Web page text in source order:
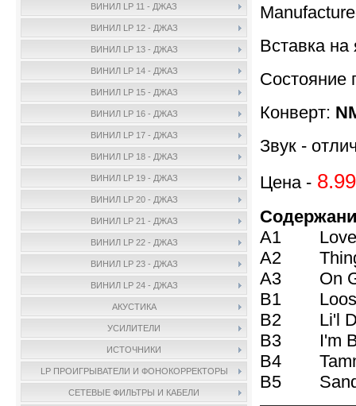
ВИНИЛ LP 11 - ДЖАЗ
ВИНИЛ LP 12 - ДЖАЗ
ВИНИЛ LP 13 - ДЖАЗ
ВИНИЛ LP 14 - ДЖАЗ
ВИНИЛ LP 15 - ДЖАЗ
ВИНИЛ LP 16 - ДЖАЗ
ВИНИЛ LP 17 - ДЖАЗ
ВИНИЛ LP 18 - ДЖАЗ
ВИНИЛ LP 19 - ДЖАЗ
ВИНИЛ LP 20 - ДЖАЗ
ВИНИЛ LP 21 - ДЖАЗ
ВИНИЛ LP 22 - ДЖАЗ
ВИНИЛ LP 23 - ДЖАЗ
ВИНИЛ LP 24 - ДЖАЗ
АКУСТИКА
УСИЛИТЕЛИ
ИСТОЧНИКИ
LP ПРОИГРЫВАТЕЛИ И ФОНОКОРРЕКТОРЫ
СЕТЕВЫЕ ФИЛЬТРЫ И КАБЕЛИ
Вставка на
Состояние
Конверт:
Звук -
Цена -
A1 Love
A2 Things
A3 On
B1
B2 Li'l
B3 I'm
B4
B5